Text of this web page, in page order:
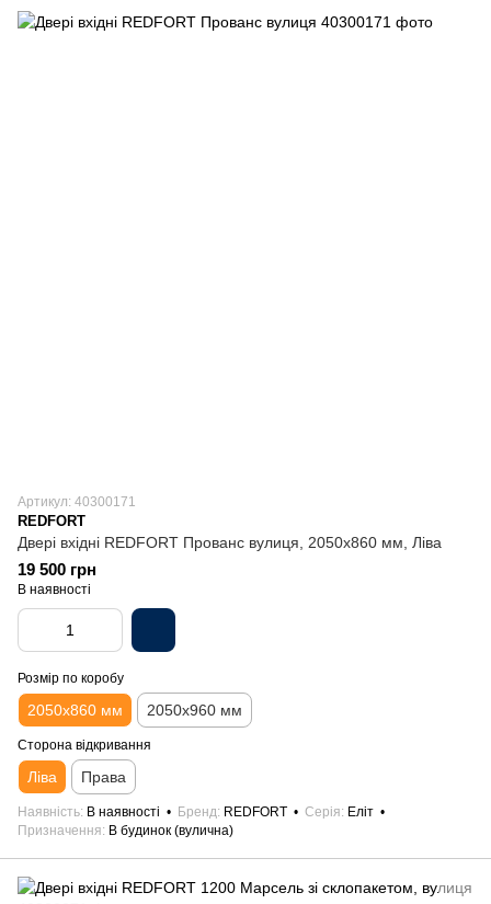
Артикул: 40300171
REDFORT
Двері вхідні REDFORT Прованс вулиця, 2050х860 мм, Ліва
19 500 грн
В наявності
Розмір по коробу
2050х860 мм 2050х960 мм
Сторона відкривання
Ліва Права
Наявність В наявності Бренд REDFORT Серія
Еліт
Призначення
В будинок (вулична)